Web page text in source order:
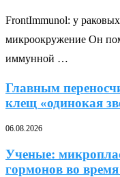
FrontImmunol: у
микроокружение Он
иммунной …
Главным
клещ «одинокая
06.08.2026
Ученые:
гормонов во